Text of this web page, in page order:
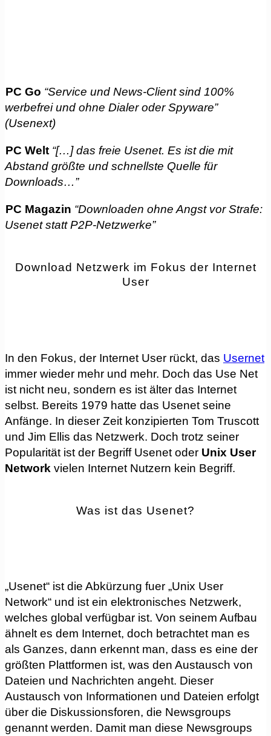
PC Go “Service und News-Client sind 100%
werbefrei und ohne Dialer oder Spyware”
(Usenext)
PC Welt “[…] das freie Usenet. Es ist die mit
Abstand größte und schnellste Quelle für
Downloads…”
PC Magazin “Downloaden ohne Angst vor Strafe:
Usenet statt P2P-Netzwerke”
Download Netzwerk im Fokus der Internet
User
In den Fokus, der Internet User rückt, das Usernet
immer wieder mehr und mehr. Doch das Use Net
ist nicht neu, sondern es ist älter das Internet
selbst. Bereits 1979 hatte das Usenet seine
Anfänge. In dieser Zeit konzipierten Tom Truscott
und Jim Ellis das Netzwerk. Doch trotz seiner
Popularität ist der Begriff Usenet oder Unix User
Network vielen Internet Nutzern kein Begriff.
Was ist das Usenet?
„Usenet“ ist die Abkürzung fuer „Unix User
Network“ und ist ein elektronisches Netzwerk,
welches global verfügbar ist. Von seinem Aufbau
ähnelt es dem Internet, doch betrachtet man es
als Ganzes, dann erkennt man, dass es eine der
größten Plattformen ist, was den Austausch von
Dateien und Nachrichten angeht. Dieser
Austausch von Informationen und Dateien erfolgt
über die Diskussionsforen, die Newsgroups
genannt werden. Damit man diese Newsgroups